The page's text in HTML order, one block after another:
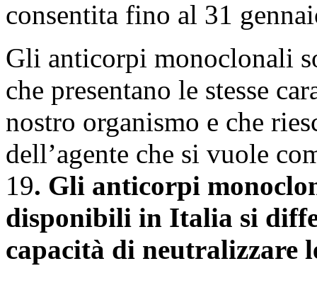
consentita fino al 31
Gli anticorpi monoclonali
che presentano le stesse
nostro organismo e che
dell’agente che si vuole
19. Gli anticorpi
disponibili in Italia si
capacità di neutralizzare